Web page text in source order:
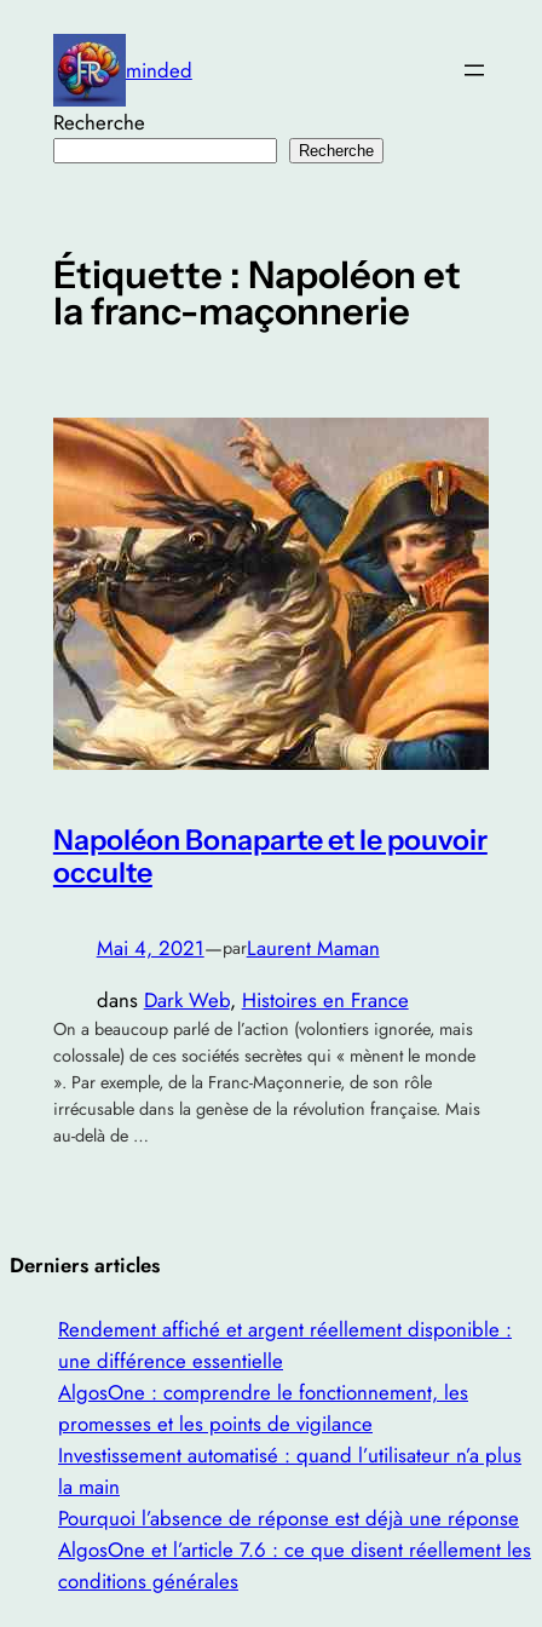
contenu
minded
Recherche
Recherche
Étiquette : Napoléon et
la franc-maçonnerie
Napoléon Bonaparte et le pouvoir
occulte
Mai 4, 2021—parLaurent Maman
dans Dark Web, Histoires en France
On a beaucoup parlé de l’action (volontiers ignorée, mais
colossale) de ces sociétés secrètes qui « mènent le monde
». Par exemple, de la Franc-Maçonnerie, de son rôle
irrécusable dans la genèse de la révolution française. Mais
au-delà de …
Derniers articles
Rendement affiché et argent réellement disponible :
une différence essentielle
AlgosOne : comprendre le fonctionnement, les
promesses et les points de vigilance
Investissement automatisé : quand l’utilisateur n’a plus
la main
Pourquoi l’absence de réponse est déjà une réponse
AlgosOne et l’article 7.6 : ce que disent réellement les
conditions générales